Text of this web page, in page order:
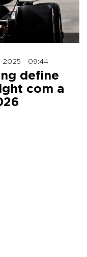
2025 - 09:44
define
com a